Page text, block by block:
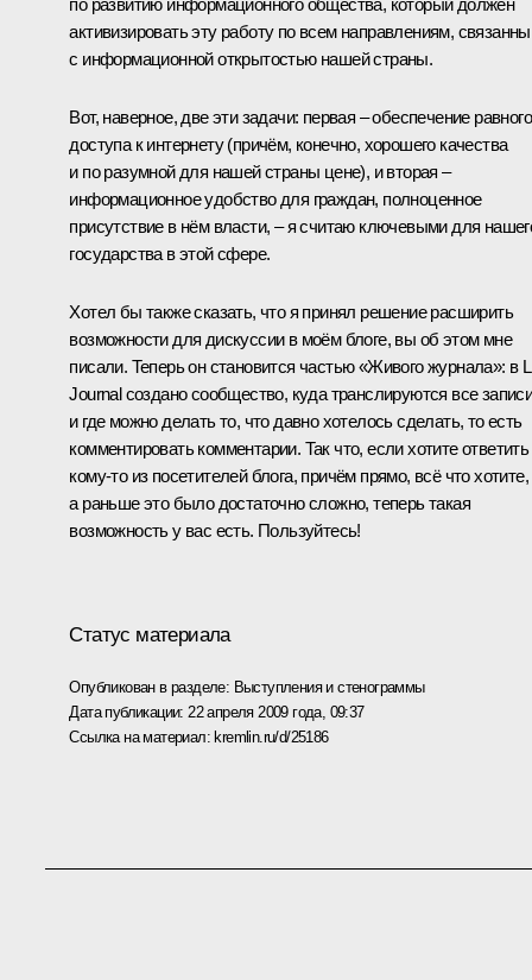
по развитию информационного общества, который должен
активизировать эту работу по всем направлениям,
с информационной открытостью нашей страны.
Вот, наверное, две эти задачи: первая – обеспечение равного
доступа к интернету (причём, конечно, хорошего качества
и по разумной для нашей страны цене), и вторая –
информационное удобство для граждан, полноценное
присутствие в нём власти, – я считаю ключевыми для
государства в этой сфере.
Хотел бы также сказать, что я принял решение расширить
возможности для дискуссии в моём блоге, вы об этом мне
писали. Теперь он становится частью «Живого журнала»: в
Journal создано сообщество, куда транслируются все
и где можно делать то, что давно хотелось сделать, то есть
комментировать комментарии. Так что, если хотите ответить
кому‑то из посетителей блога, причём прямо, всё что хотите,
а раньше это было достаточно сложно, теперь такая
возможность у вас есть. Пользуйтесь!
Статус материала
Опубликован в разделе: Выступления и стенограммы
Дата публикации: 22 апреля 2009 года, 09:37
Ссылка на материал:kremlin.ru/d/25186